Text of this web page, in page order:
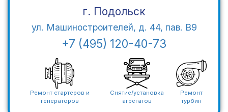
г. Подольск
ул. Машиностроителей, д. 44, пав. В9
+7 (495) 120-40-73
Ремонт стартеров и
генераторов
Снятие/установка
агрегатов
Ремонт
турбин